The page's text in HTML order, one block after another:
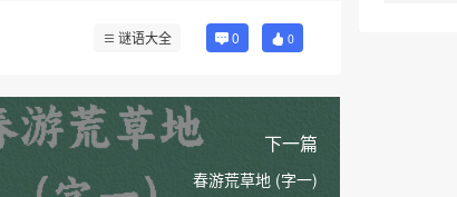
谜语大全 0 0
下一篇
春游荒草地 (字一)